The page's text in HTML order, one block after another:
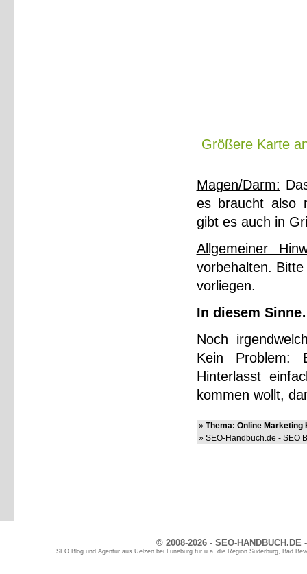
Größere Karte
Magen/Darm:
es braucht also
gibt es auch in
Allgemeiner
vorbehalten.
vorliegen.
In diesem
Noch
Kein Problem:
Hinterlasst
kommen wollt,
» Thema: Online
» SEO-Handbuch.de - SEO
© 2008-2026 - SEO-
SEO Blog und Agentur aus Uelzen bei Lüneburg für u.a. die Region Suderburg, Bad